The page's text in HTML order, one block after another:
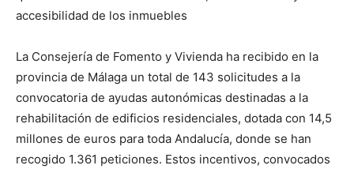
accesibilidad de los inmuebles
La Consejería de Fomento y Vivienda ha recibido en la
provincia de Málaga un total de 143 solicitudes a la
convocatoria de ayudas autonómicas destinadas a la
rehabilitación de edificios residenciales, dotada con 14,5
millones de euros para toda Andalucía, donde se han
recogido 1.361 peticiones. Estos incentivos, convocados